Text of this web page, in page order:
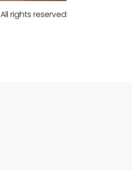
All rights reserved